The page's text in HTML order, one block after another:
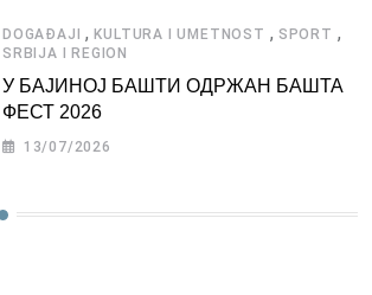
DOGAĐAJI ,KULTURA I UMETNOST , SPORT ,
SRBIJA I REGION
У БАЈИНОЈ БАШТИ ОДРЖАН БАШТА
ФЕСТ 2026
13/07/2026